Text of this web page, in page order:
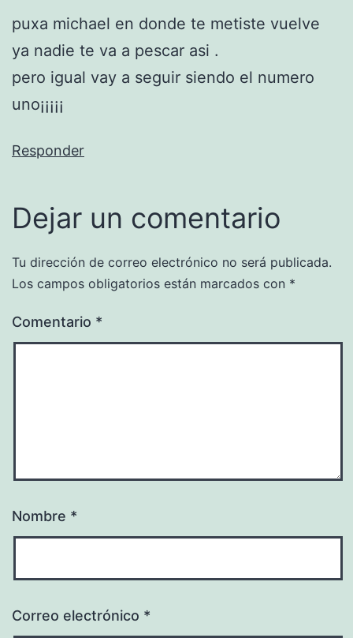
puxa michael en donde te metiste vuelve
ya nadie te va a pescar asi .
pero igual vay a seguir siendo el numero
uno¡¡¡¡¡
Responder
Dejar un comentario
Tu dirección de correo electrónico no será publicada.
Los campos obligatorios están marcados con *
Comentario *
Nombre *
Correo electrónico *